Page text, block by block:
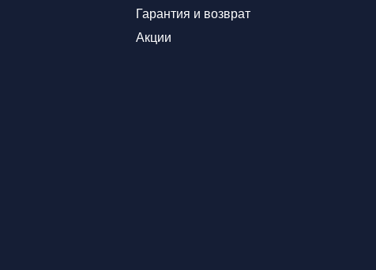
Гарантия и возврат
Акции